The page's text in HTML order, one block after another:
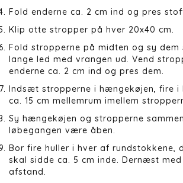
Fold enderne ca. 2 cm ind og pres
Klip otte stropper på hver 20x40 cm.
Fold stropperne på midten og sy dem
lange led med vrangen ud. Vend
enderne ca. 2 cm ind og pres dem.
Indsæt stropperne i hængekøjen, fire i
ca. 15 cm mellemrum imellem
Sy hængekøjen og stropperne
løbegangen være åben.
Bor fire huller i hver af rundstokkene,
skal sidde ca. 5 cm inde. Dernæst
afstand.